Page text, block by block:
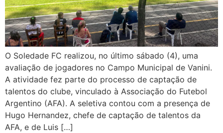
O Soledade FC realizou, no último sábado (4), uma
avaliação de jogadores no Campo Municipal de Vanini.
A atividade fez parte do processo de captação de
talentos do clube, vinculado à Associação do Futebol
Argentino (AFA). A seletiva contou com a presença de
Hugo Hernandez, chefe de captação de talentos da
AFA, e de Luis […]